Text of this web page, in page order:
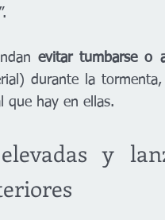
evitar tumbarse o
durante la
que hay en ellas.
y